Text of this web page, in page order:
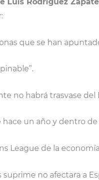
que se han
no habrá trasvase del
hace un año y dentro
League de la
suprime no afectara a